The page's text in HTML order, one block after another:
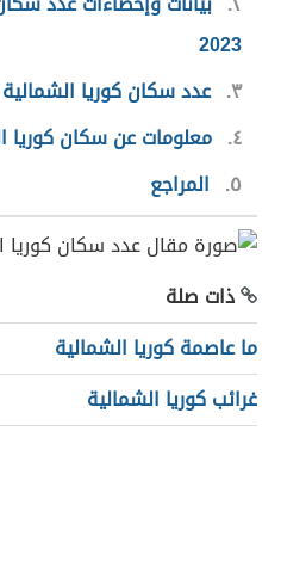
2023
٣ عدد سكان كوريا الشمالية 1950-2020
٤ معلومات عن سكان كوريا
٥
المراجع
ذات صلة
ما عاصمة كوريا الشمالية
غرائب كوريا الشمالية